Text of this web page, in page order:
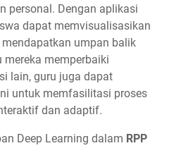
personal. Dengan aplikasi
dapat memvisualisasikan
umpan balik
mereka memperbaiki
lain, guru juga dapat
untuk memfasilitasi proses
dan adaptif.
Deep Learning dalam RPP